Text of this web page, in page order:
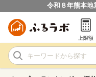
令和８年熊本地
上限額